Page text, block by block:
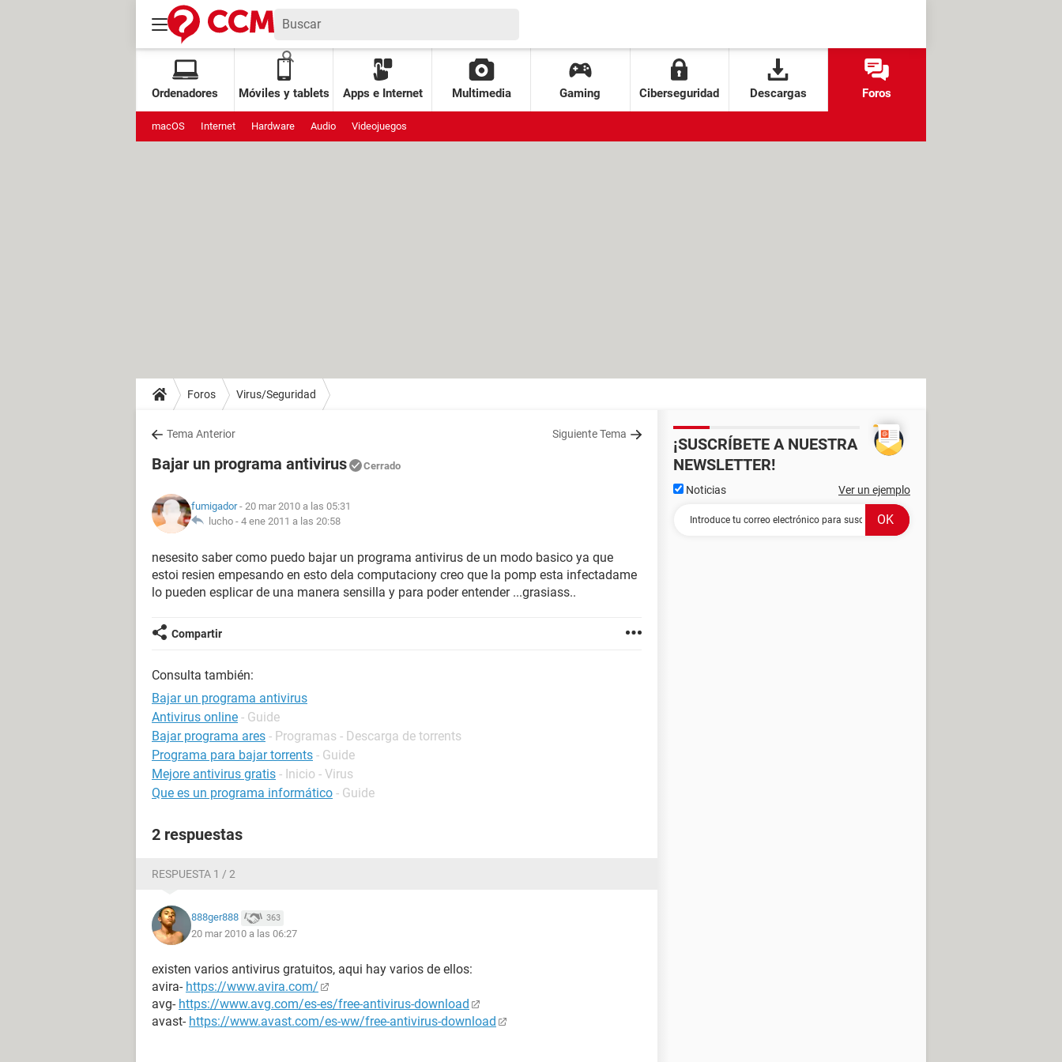
Ordenadores Móviles y tablets Apps e Internet Multimedia Gaming Ciberseguridad Descargas Foros
macOS Internet Hardware Audio Videojuegos
Foros Virus/Seguridad
Tema Anterior Siguiente Tema
Bajar un programa antivirus Cerrado
fumigador- 20 mar 2010 a las 05:31
lucho - 4 ene 2011 a las 20:58
nesesito saber como puedo bajar un programa antivirus de un modo basico ya que
estoi resien empesando en esto dela computaciony creo que la pomp esta infectadame
lo pueden esplicar de una manera sensilla y para poder entender ...grasiass..
Compartir
Consulta también:
Bajar un programa antivirus
Antivirus online - Guide
Bajar programa ares - Programas - Descarga de torrents
Programa para bajar torrents - Guide
Mejore antivirus gratis - Inicio - Virus
Que es un programa informático - Guide
2 respuestas
RESPUESTA 1 / 2
888ger888 363
20 mar 2010 a las 06:27
existen varios antivirus gratuitos, aqui hay varios de ellos:
avira- https://www.avira.com/
avg- https://www.avg.com/es-es/free-antivirus-download
avast- https://www.avast.com/es-ww/free-antivirus-download
¡SUSCRÍBETE A NUESTRA
NEWSLETTER!
Noticias Ver un ejemplo